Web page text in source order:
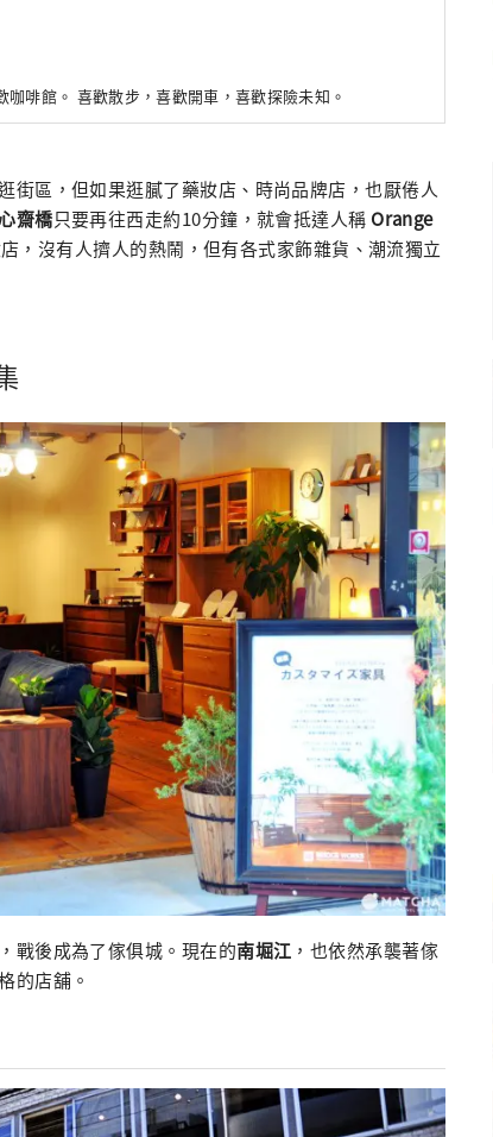
啡館。 喜歡散步，喜歡開車，喜歡探險未知。
街區，但如果逛膩了藥妝店、時尚品牌店，也厭倦人
齋橋只要再往西走約10分鐘，就會抵達人稱 Orange
，沒有人擠人的熱鬧，但有各式家飾雜貨、潮流獨立
戰後成為了傢俱城。現在的南堀江 ，也依然承襲著傢
的店舖。